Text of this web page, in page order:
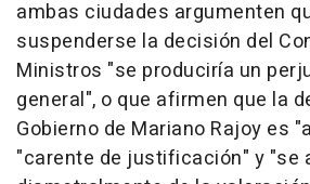
ambas ciudades argumenten
suspenderse la decisión del
Ministros "se produciría un
general", o que afirmen que la
Gobierno de Mariano Rajoy es
"carente de justificación" y "se